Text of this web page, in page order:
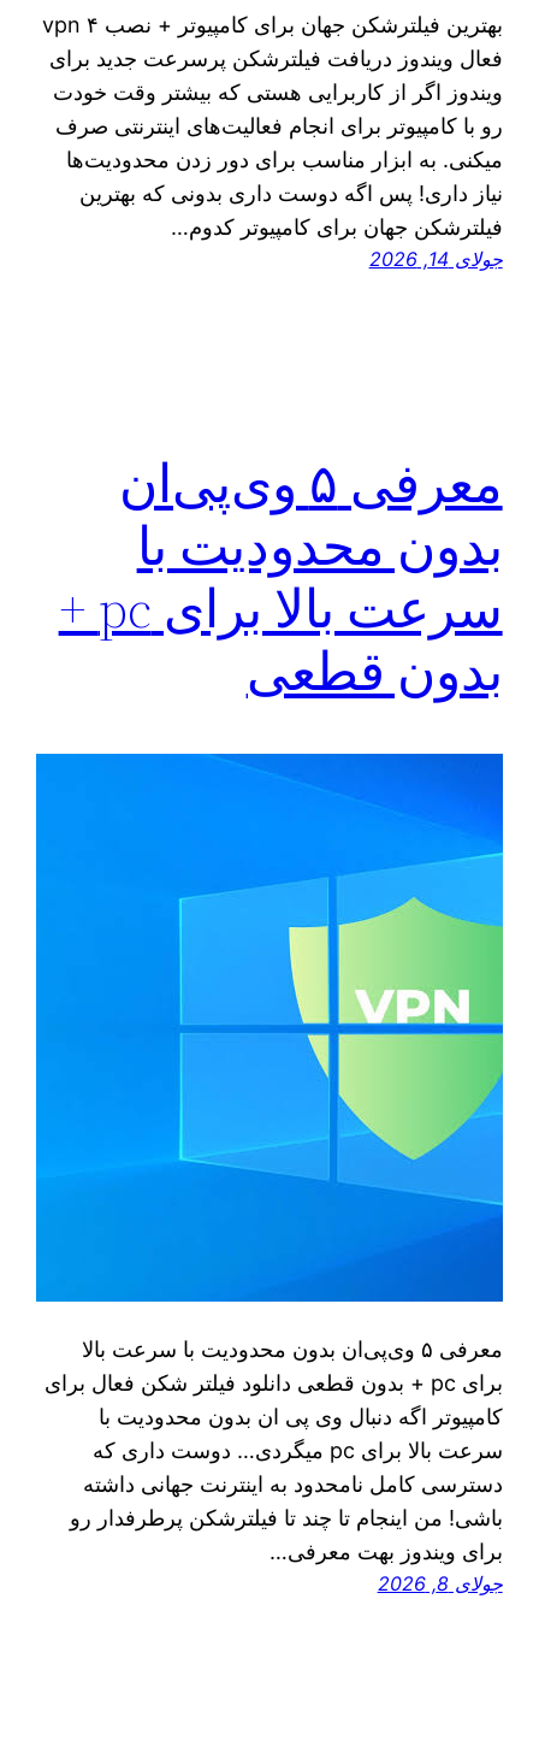
بهترین فیلترشکن جهان برای کامپیوتر + نصب ۴ vpn
فعال ویندوز دریافت فیلترشکن پرسرعت جدید برای
ویندوز اگر از کاربرایی هستی که بیشتر وقت خودت
رو با کامپیوتر برای انجام فعالیت‌های اینترنتی صرف
میکنی. به ابزار مناسب برای دور زدن محدودیت‌ها
نیاز داری! پس اگه دوست داری بدونی که بهترین
فیلترشکن جهان برای کامپیوتر کدوم…
جولای 14, 2026
معرفی ۵ وی‌پی‌ان
بدون محدودیت با
سرعت بالا برای pc +
بدون قطعی
معرفی ۵ وی‌پی‌ان بدون محدودیت با سرعت بالا
برای pc + بدون قطعی دانلود فیلتر شکن فعال برای
کامپیوتر اگه دنبال وی پی ان بدون محدودیت با
سرعت بالا برای pc میگردی… دوست داری که
دسترسی کامل نامحدود به اینترنت جهانی داشته
باشی! من اینجام تا چند تا فیلترشکن پرطرفدار رو
برای ویندوز بهت معرفی…
جولای 8, 2026